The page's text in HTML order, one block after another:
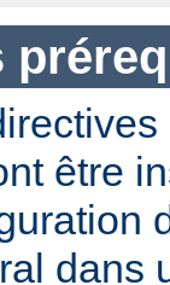
être
dans